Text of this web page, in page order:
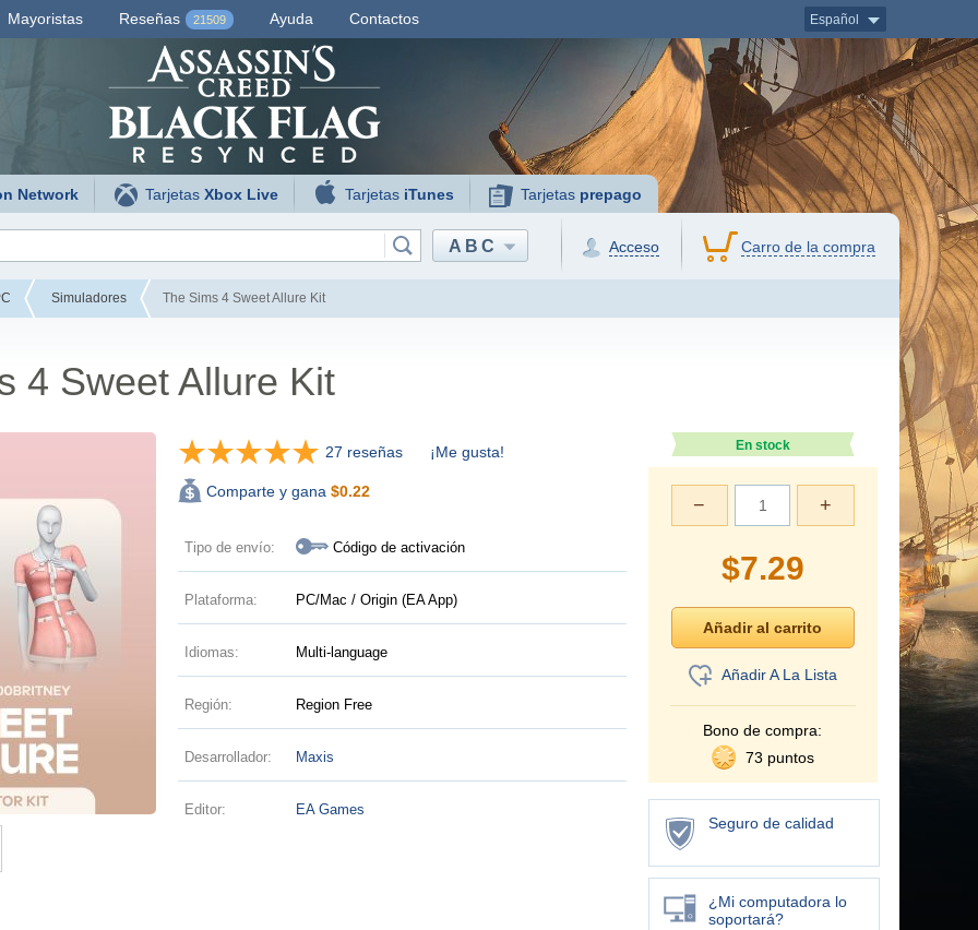
Mayoristas Reseñas 21509 Ayuda Contactos Español
Network TarjetasXbox Live Tarjetas iTunes Tarjetas prepago
ABC Acceso Carro de la compra
Simuladores The Sims 4 Sweet Allure Kit
4 Sweet Allure Kit
27 reseñas ¡Me gusta!
Comparte y gana $0.22
Tipo de envío: Código de activación
Plataforma: PC/Mac / Origin (EA App)
Idiomas: Multi-language
Región: Region Free
Desarrollador: Maxis
Editor: EA Games
En stock
+
−
$7.29
Añadir A La Lista
Bono de compra:
73 puntos
Seguro de calidad
¿Mi computadora lo
soportará?